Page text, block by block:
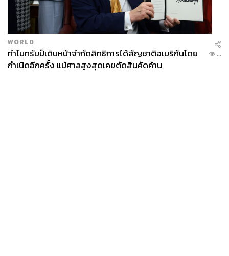
WORLD
ทำไมทรัมป์เดินหน้าจำกัดสิทธิการได้สัญชาติอเมริกันโดย
กำเนิดอีกครั้ง แม้ศาลสูงสุดเคยตัดสินคัดค้าน
...